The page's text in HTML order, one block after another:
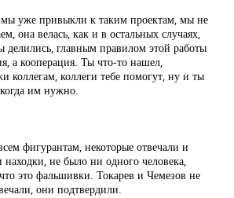
мы уже привыкли к таким проектам, мы не
она велась, как и в остальных случаях,
делились, главным правилом этой работы
а кооперация. Ты что-то нашел,
коллегам, коллеги тебе помогут, ну и ты
им нужно.
фигурантам, некоторые отвечали и
не было ни одного человека,
это фальшивки. Токарев и Чемезов не
они подтвердили.